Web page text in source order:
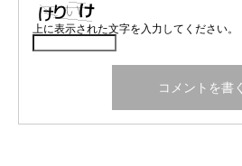
上に表示された文字を入力してください。